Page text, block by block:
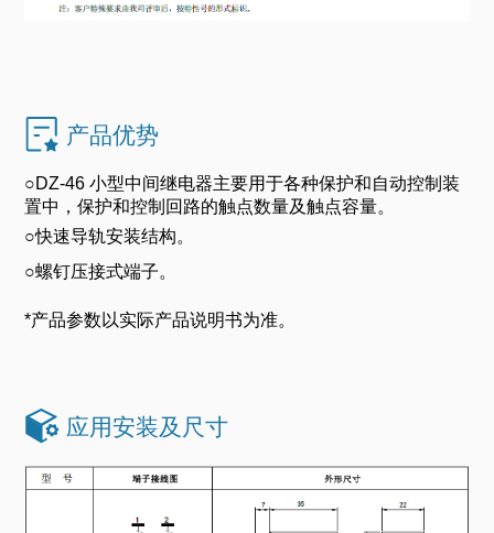
产品优势
○DZ-46 小型中间继电器主要用于各种保护和自动控制装
置中，保护和控制回路的触点数量及触点容量。
○快速导轨安装结构。
○螺钉压接式端子。
*产品参数以实际产品说明书为准。
应用安装及尺寸